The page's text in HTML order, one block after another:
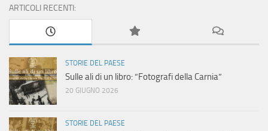
ARTICOLI RECENTI:
STORIE DEL PAESE
Sulle ali di un libro: “Fotografi della Carnia”
20 GIUGNO 2026
STORIE DEL PAESE